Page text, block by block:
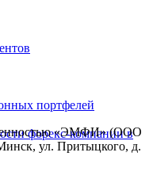
портфелей
форекс-компании в
«ЭМФИ» (ООО
ул. Притыцкого, д.